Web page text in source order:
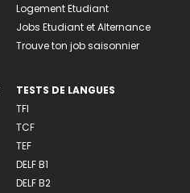
Logement Etudiant
Jobs Etudiant et Alternance
Trouve ton job saisonnier
TESTS DE LANGUES
TFI
TCF
TEF
DELF B1
DELF B2